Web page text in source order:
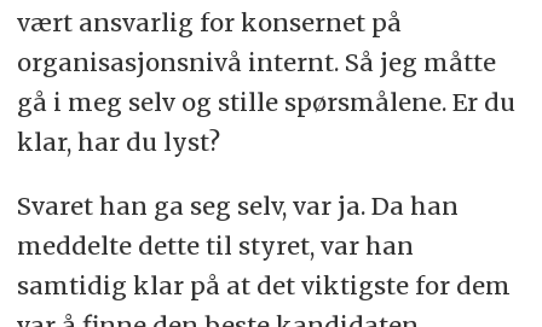
vært ansvarlig for konsernet på
organisasjonsnivå internt. Så jeg måtte
gå i meg selv og stille spørsmålene. Er du
klar, har du lyst?
Svaret han ga seg selv, var ja. Da han
meddelte dette til styret, var han
samtidig klar på at det viktigste for dem